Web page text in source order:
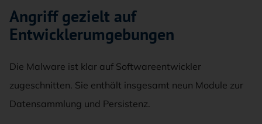
Angriff gezielt auf
Entwicklerumgebungen
Die Malware ist klar auf Softwareentwickler
zugeschnitten. Sie enthält insgesamt neun Module zur
Datensammlung und Persistenz.